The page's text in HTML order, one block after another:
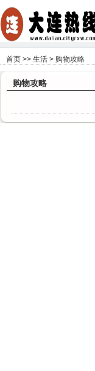
首页 >> 生活 > 购物攻略
购物攻略